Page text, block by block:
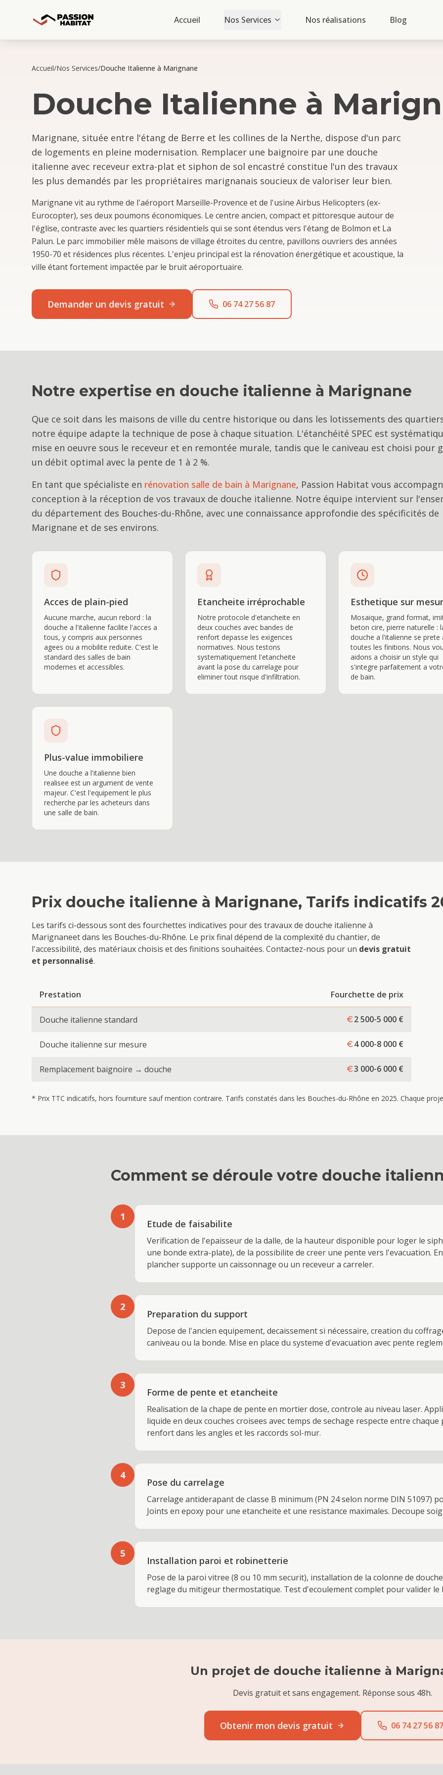
Accueil Nos Services Nos réalisations Blog
Accueil/Nos Services/Douche Italienne à Marignane
Douche Italienne à
Marignane, située entre l'étang de Berre et les collines de la Nerthe, dispose d'un parc
de logements en pleine modernisation. Remplacer une baignoire par une douche
italienne avec receveur extra-plat et siphon de sol encastré constitue l'un des travaux
les plus demandés par les propriétaires marignanais soucieux de valoriser leur bien.
Marignane vit au rythme de l'aéroport Marseille-Provence et de l'usine Airbus Helicopters (ex-
Eurocopter), ses deux poumons économiques. Le centre ancien, compact et pittoresque autour de
l'église, contraste avec les quartiers résidentiels qui se sont étendus vers l'étang de Bolmon et La
Palun. Le parc immobilier mêle maisons de village étroites du centre, pavillons ouvriers des années
1950-70 et résidences plus récentes. L'enjeu principal est la rénovation énergétique et acoustique, la
ville étant fortement impactée par le bruit aéroportuaire.
Demander un devis gratuit 06 74 27 56 87
Notre expertise en douche italienne à Marignane
Que ce soit dans les maisons de ville du centre historique ou dans les lotissements des
notre équipe adapte la technique de pose à chaque situation. L'étanchéité SPEC est
mise en oeuvre sous le receveur et en remontée murale, tandis que le caniveau est choisi pour
un débit optimal avec la pente de 1 à 2 %.
En tant que spécialiste en rénovation salle de bain à Marignane, Passion Habitat vous
conception à la réception de vos travaux de douche italienne. Notre équipe intervient sur
du département des Bouches-du-Rhône, avec une connaissance approfondie des spécificités de
Marignane et de ses environs.
Acces de plain-pied
Aucune marche, aucun rebord : la
douche a l'italienne facilite l'acces a
tous, y compris aux personnes
agees ou a mobilite reduite. C'est le
standard des salles de bain
modernes et accessibles.
Etancheite irréprochable
Notre protocole d'etancheite en
deux couches avec bandes de
renfort depasse les exigences
normatives. Nous testons
systematiquement l'etancheite
avant la pose du carrelage pour
eliminer tout risque d'infiltration.
Esthetique sur
Mosaique, grand format,
beton cire, pierre naturelle :
douche a l'italienne se prete
toutes les finitions. Nous
aidons a choisir un style qui
s'integre parfaitement a
de bain.
Plus-value immobiliere
Une douche a l'italienne bien
realisee est un argument de vente
majeur. C'est l'equipement le plus
recherche par les acheteurs dans
une salle de bain.
Prix douche italienne à Marignane, Tarifs indicatifs
Les tarifs ci-dessous sont des fourchettes indicatives pour des travaux de douche italienne à
Marignaneet dans les Bouches-du-Rhône. Le prix final dépend de la complexité du chantier, de
l'accessibilité, des matériaux choisis et des finitions souhaitées. Contactez-nous pour un devis gratuit
et personnalisé.
Prestation Fourchette de prix
Douche italienne standard 2 500-5 000 €
Douche italienne sur mesure 4 000-8 000 €
Remplacement baignoire → douche 3 000-6 000 €
* Prix TTC indicatifs, hors fourniture sauf mention contraire. Tarifs constatés dans les Bouches-du-Rhône en 2025. Chaque
Comment se déroule votre douche
1
Etude de faisabilite
Verification de l'epaisseur de la dalle, de la hauteur disponible pour loger le
une bonde extra-plate), de la possibilite de creer une pente vers l'evacuation.
plancher supporte un caissonnage ou un receveur a carreler.
2
Preparation du support
Depose de l'ancien equipement, decaissement si nécessaire, creation du
caniveau ou la bonde. Mise en place du systeme d'evacuation avec pente
3
Forme de pente et etancheite
Realisation de la chape de pente en mortier dose, controle au niveau laser.
liquide en deux couches croisees avec temps de sechage respecte entre chaque
renfort dans les angles et les raccords sol-mur.
4
Pose du carrelage
Carrelage antiderapant de classe B minimum (PN 24 selon norme DIN 51097)
Joints en epoxy pour une etancheite et une resistance maximales. Decoupe
5
Installation paroi et robinetterie
Pose de la paroi vitree (8 ou 10 mm securit), installation de la colonne de
reglage du mitigeur thermostatique. Test d'ecoulement complet pour valider
Un projet de douche italienne à
Devis gratuit et sans engagement. Réponse sous 48h.
Obtenir mon devis gratuit 06 74 27 56 87